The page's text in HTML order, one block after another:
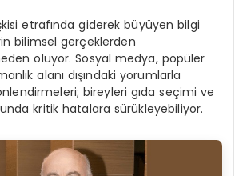
etrafında giderek büyüyen bilgi
bilimsel gerçeklerden
oluyor. Sosyal medya, popüler
alanı dışındaki yorumlarla
bireyleri gıda seçimi ve
kritik hatalara sürükleyebiliyor.